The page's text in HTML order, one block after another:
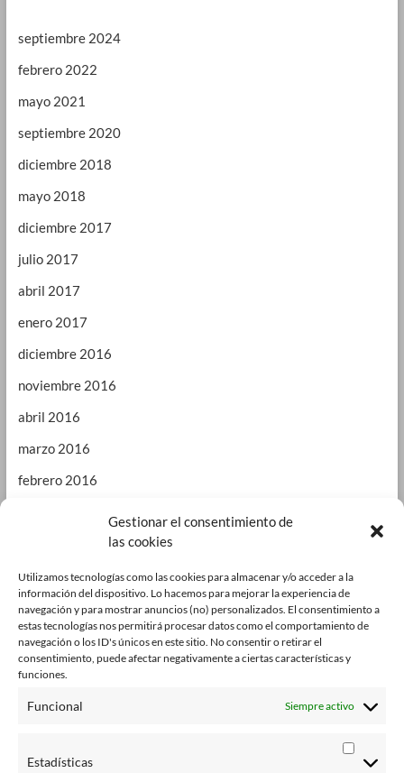
Gestionar el consentimiento de
las cookies
Utilizamos tecnologías como las cookies para almacenar y/o acceder a la
información del dispositivo. Lo hacemos para mejorar la experiencia de
navegación y para mostrar anuncios (no) personalizados. El consentimiento a
estas tecnologías nos permitirá procesar datos como el comportamiento de
navegación o los ID's únicos en este sitio. No consentir o retirar el
consentimiento, puede afectar negativamente a ciertas características y
funciones.
Funcional Siempre activo
Estadísticas
septiembre 2024
febrero 2022
mayo 2021
septiembre 2020
diciembre 2018
mayo 2018
diciembre 2017
julio 2017
abril 2017
enero 2017
diciembre 2016
noviembre 2016
abril 2016
marzo 2016
febrero 2016
septiembre 2015
enero 2015
octubre 2014
julio 2014
junio 2014
enero 2014
agosto 2013